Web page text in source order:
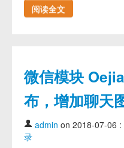
阅读全文
微信模块
布，增加聊天
admin on 2018-07-06 :
录